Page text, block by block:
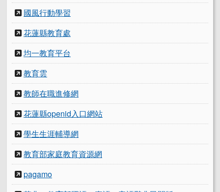
國風行動學習
花蓮縣教育處
均一教育平台
教育雲
教師在職進修網
花蓮縣openid入口網站
學生生涯輔導網
教育部家庭教育資源網
pagamo